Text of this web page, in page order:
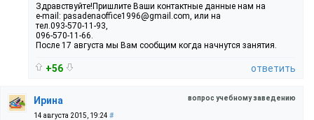
Здравствуйте!Пришлите Ваши контактные данные нам на
e-mail: pasadenaoffice1996@gmail.com, или на
тел.093-570-11-93,
096-570-11-66.
После 17 августа мы Вам сообщим когда начнутся занятия.
+56 ответить
вопрос учебному заведению
Ирина
14 августа 2015, 19:24 #